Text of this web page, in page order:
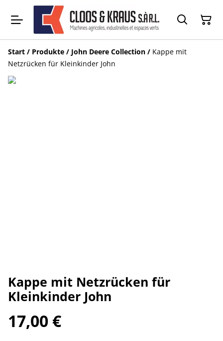
Start / Produkte / John Deere Collection / Kappe mit
Netzrücken für Kleinkinder John
Kappe mit Netzrücken für
Kleinkinder John
17,00 €